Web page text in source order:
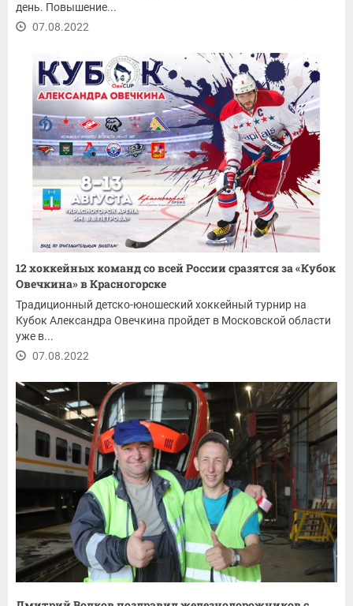
день. Повышение...
07.08.2022
12 хоккейных команд со всей России сразятся за «Кубок
Овечкина» в Красногорске
Традиционный детско-юношеский хоккейный турнир на
Кубок Александра Овечкина пройдет в Московской области
уже в...
07.08.2022